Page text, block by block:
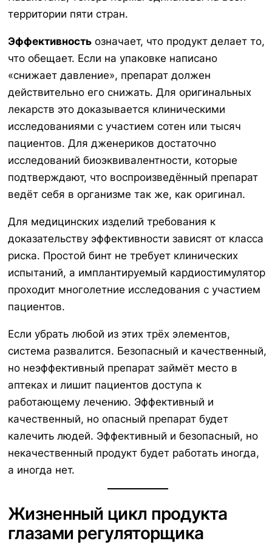
территории пяти стран.
Эффективность означает, что продукт делает то,
что обещает. Если на упаковке написано
«снижает давление», препарат должен
действительно его снижать. Для оригинальных
лекарств это доказывается клиническими
исследованиями с участием сотен или тысяч
пациентов. Для дженериков достаточно
исследований биоэквивалентности, которые
подтверждают, что воспроизведённый препарат
ведёт себя в организме так же, как оригинал.
Для медицинских изделий требования к
доказательству эффективности зависят от класса
риска. Простой бинт не требует клинических
испытаний, а имплантируемый кардиостимулятор
проходит многолетние исследования с участием
пациентов.
Если убрать любой из этих трёх элементов,
система развалится. Безопасный и качественный,
но неэффективный препарат займёт место в
аптеках и лишит пациентов доступа к
работающему лечению. Эффективный и
качественный, но опасный препарат будет
калечить людей. Эффективный и безопасный, но
некачественный продукт будет работать иногда,
а иногда нет.
Жизненный цикл продукта
глазами регуляторщика